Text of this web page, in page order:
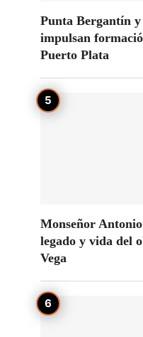
Punta Bergantín
impulsan
Puerto Plata
Monseñor
legado y vida del
Vega